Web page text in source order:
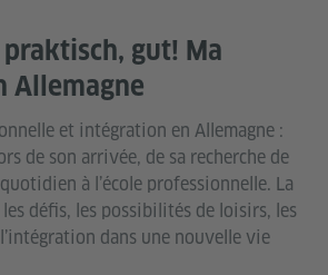
gut! Ma
Allemagne
et intégration en Allemagne :
de son arrivée, de sa recherche de
à l’école professionnelle. La
défis, les possibilités de loisirs, les
dans une nouvelle vie